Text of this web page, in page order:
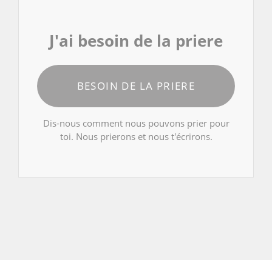
J'ai besoin de la priere
BESOIN DE LA PRIERE
Dis-nous comment nous pouvons prier pour
toi. Nous prierons et nous t'écrirons.